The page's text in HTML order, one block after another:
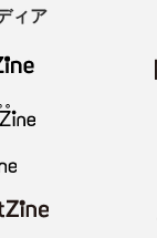
ィア